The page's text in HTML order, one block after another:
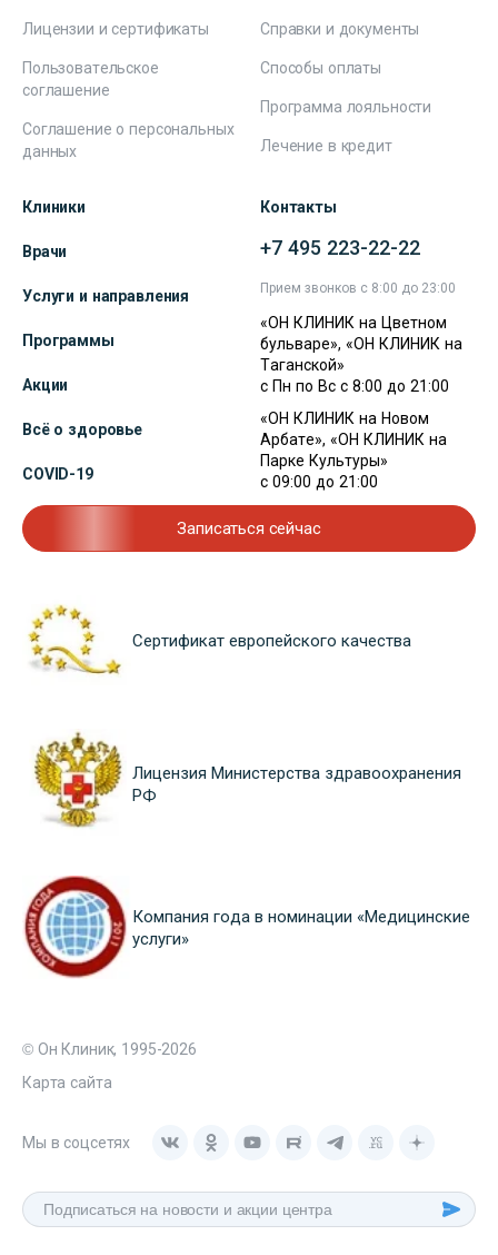
Лицензии и сертификаты
Пользовательское
соглашение
Соглашение о персональных
данных
Справки и документы
Способы оплаты
Программа лояльности
Лечение в кредит
Клиники
Врачи
Услуги и направления
Программы
Акции
Всё о здоровье
COVID-19
Контакты
+7 495 223-22-22
Прием звонков с 8:00 до 23:00
«ОН КЛИНИК на Цветном
бульваре», «ОН КЛИНИК на
Таганской»
с Пн по Вс с 8:00 до 21:00
«ОН КЛИНИК на Новом
Арбате», «ОН КЛИНИК на
Парке Культуры»
с 09:00 до 21:00
Записаться сейчас
Сертификат европейского качества
Лицензия Министерства здравоохранения
РФ
Компания года в номинации «Медицинские
услуги»
© Он Клиник, 1995-2026
Карта сайта
Мы в соцсетях